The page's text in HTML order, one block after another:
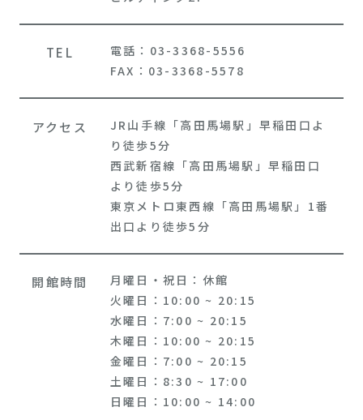
TEL
電話：03-3368-5556
FAX：03-3368-5578
アクセス
JR山手線「高田馬場駅」早稲田口よ
り徒歩5分
西武新宿線「高田馬場駅」早稲田口
より徒歩5分
東京メトロ東西線「高田馬場駅」1番
出口より徒歩5分
開館時間
月曜日・祝日：休館
火曜日：10:00 ~ 20:15
水曜日：7:00 ~ 20:15
木曜日：10:00 ~ 20:15
金曜日：7:00 ~ 20:15
土曜日：8:30 ~ 17:00
日曜日：10:00 ~ 14:00